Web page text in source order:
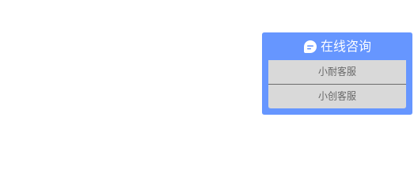
在线咨询
小耐客服
小创客服